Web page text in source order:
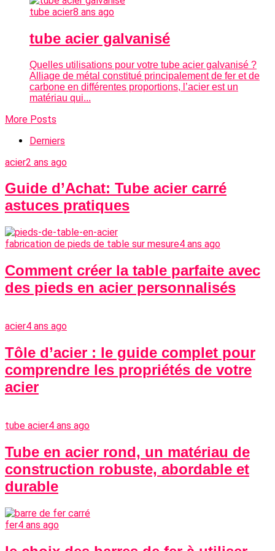
tube acier8 ans ago
tube acier galvanisé
Quelles utilisations pour votre tube acier galvanisé ?
Alliage de métal constitué principalement de fer et de
carbone en différentes proportions, l’acier est un
matériau qui...
More Posts
Derniers
acier2 ans ago
Guide d’Achat: Tube acier carré
astuces pratiques
fabrication de pieds de table sur mesure4 ans ago
Comment créer la table parfaite avec
des pieds en acier personnalisés
acier4 ans ago
Tôle d’acier : le guide complet pour
comprendre les propriétés de votre
acier
tube acier4 ans ago
Tube en acier rond, un matériau de
construction robuste, abordable et
durable
fer4 ans ago